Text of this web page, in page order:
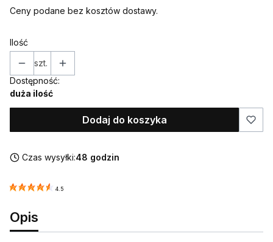
Ceny podane bez kosztów dostawy.
Ilość
szt.
Dostępność:
duża ilość
Dodaj do koszyka
Czas wysyłki:48 godzin
4.5
Opis